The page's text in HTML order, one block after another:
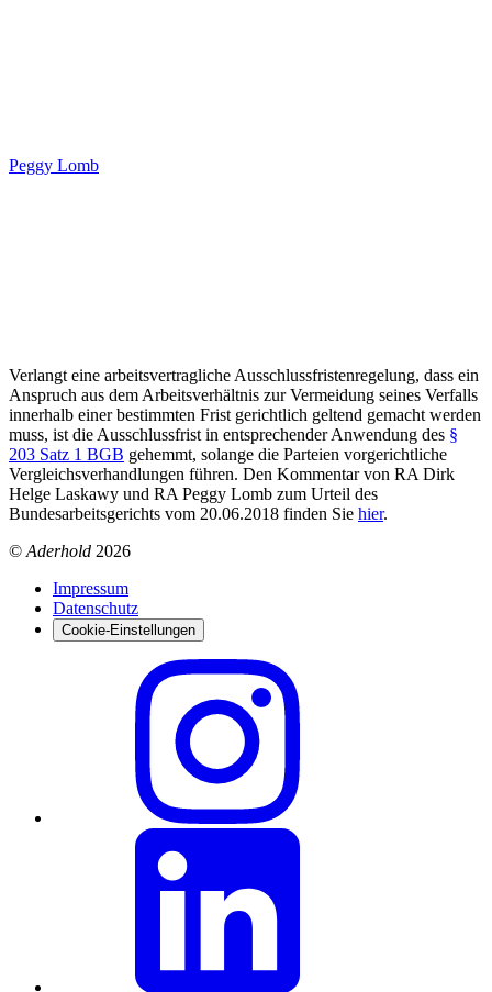
Peggy Lomb
Verlangt eine arbeitsvertragliche Ausschlussfristenregelung, dass ein
Anspruch aus dem Arbeitsverhältnis zur Vermeidung seines Verfalls
innerhalb einer bestimmten Frist gerichtlich geltend gemacht werden
muss, ist die Ausschlussfrist in entsprechender Anwendung des §
203 Satz 1 BGB gehemmt, solange die Parteien vorgerichtliche
Vergleichsverhandlungen führen. Den Kommentar von RA Dirk
Helge Laskawy und RA Peggy Lomb zum Urteil des
Bundesarbeitsgerichts vom 20.06.2018 finden Sie hier.
© Aderhold 2026
Impressum
Datenschutz
Cookie-Einstellungen